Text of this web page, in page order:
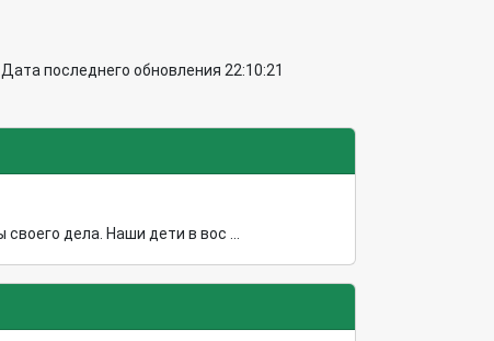
последнего обновления 22:10:21
дела. Наши дети в вос ...